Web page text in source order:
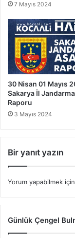
7 Mayıs 2024
30 Nisan 01 Mayıs
Sakarya İl
Raporu
3 Mayıs 2024
Bir yanıt yazın
Yorum yapabilmek için
Günlük Çengel